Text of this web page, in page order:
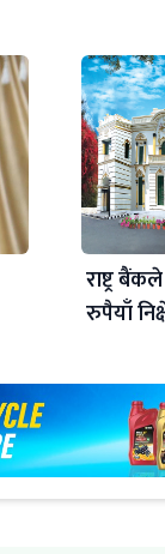
राष्ट्र
रुपैयाँ